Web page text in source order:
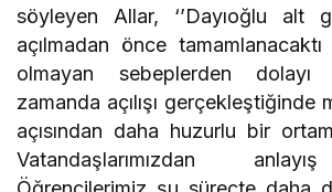
söyleyen Allar, ‘’Dayıoğlu alt
açılmadan önce
olmayan sebeplerden dolayı
zamanda açılışı gerçekleştiğinde
açısından daha huzurlu bir
Vatandaşlarımızdan